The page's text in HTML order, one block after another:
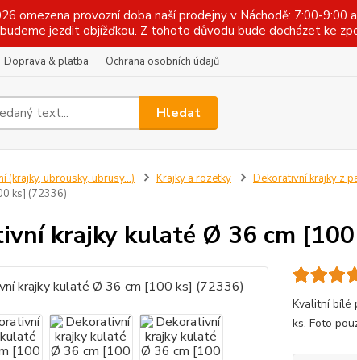
omezena provozní doba naší prodejny v Náchodě: 7:00-
jezdit objížďkou. Z tohoto důvodu bude docházet ke
Doprava & platba Ochrana osobních údajů
Hledat
(krajky, ubrousky, ubrusy...) Krajky a rozetky Dekorativní krajky z
ks] (72336)
krajky kulaté Ø 36 cm
Kvalitní bílé
ks. Foto